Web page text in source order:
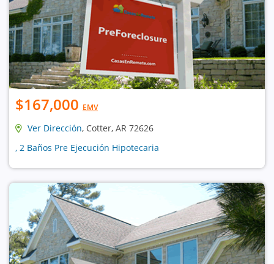
$167,000 EMV
Ver Dirección, Cotter, AR 72626
, 2 Baños Pre Ejecución Hipotecaria